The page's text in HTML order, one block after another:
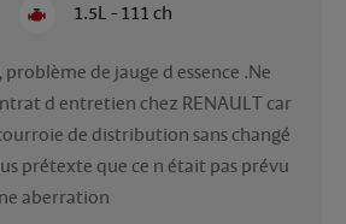
1.5L - 111 ch
de jauge d essence .Ne
d entretien chez RENAULT car
de distribution sans changé
prétexte que ce n était pas prévu
aberration